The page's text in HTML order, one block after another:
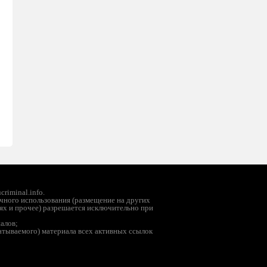
использования (размещение на других
и прочее) разрешается исключительно при
материала всех активных ссылок